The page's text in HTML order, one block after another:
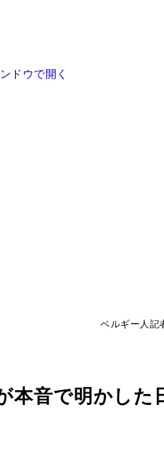
ドウで開く
ベルギー人記
本音で明かした